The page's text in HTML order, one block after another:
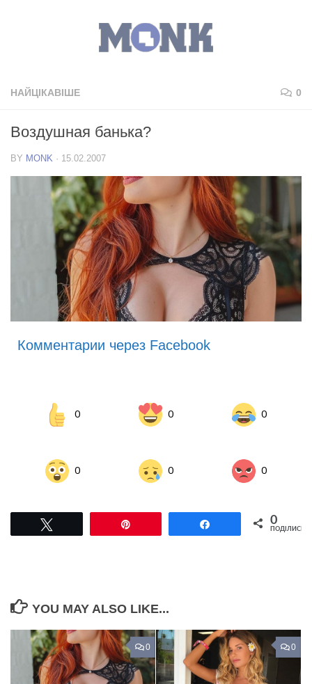
НАЙЦІКАВІШЕ 0
Воздушная банька?
BY MONK · 15.02.2007
Комментарии через Facebook
0 0 0
0 0 0
Поділитися0
ПОДІЛИСЬ
YOU MAY ALSO LIKE...
0 0